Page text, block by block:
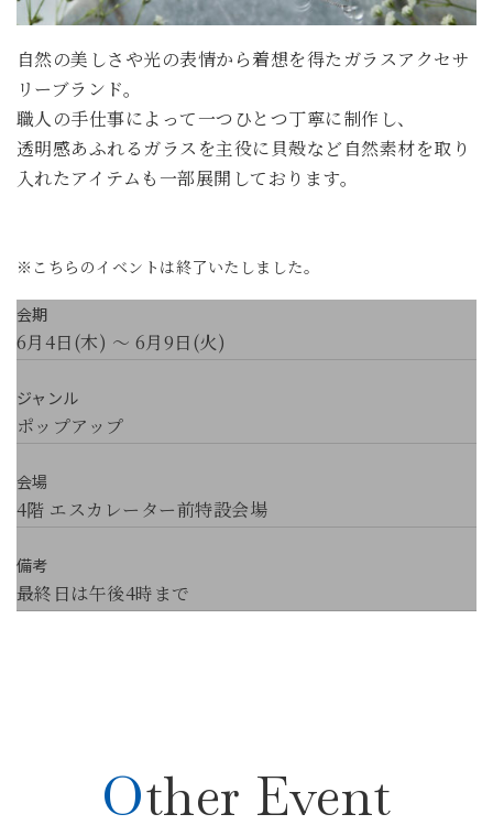
自然の美しさや光の表情から着想を得たガラスアクセサ
リーブランド。
職人の手仕事によって一つひとつ丁寧に制作し、
透明感あふれるガラスを主役に貝殻など自然素材を取り
入れたアイテムも一部展開しております。
※こちらのイベントは終了いたしました。
会期
6月4日(木) ～ 6月9日(火)
ジャンル
ポップアップ
会場
4階 エスカレーター前特設会場
備考
最終日は午後4時まで
Other Event